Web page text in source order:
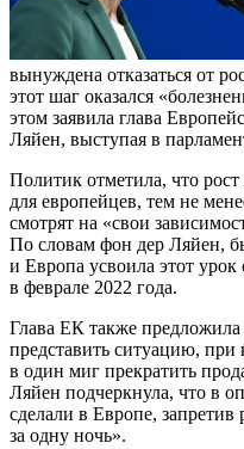
вынуждена отказаться от
этот шаг оказался
этом заявила глава
Ляйен, выступая в
Политик отметила, что
для европейцев, тем не
смотрят на «свои
По словам фон дер Ляйен,
и Европа усвоила этот
в феврале 2022 года.
Глава ЕК также
представить ситуацию,
в один миг прекратить
Ляйен подчеркнула, что в
сделали в Европе, запретив
за одну ночь».